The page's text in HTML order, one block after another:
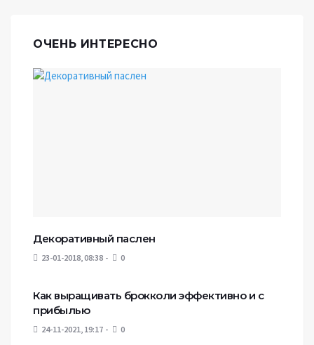
ОЧЕНЬ ИНТЕРЕСНО
Декоративный паслен
23-01-2018, 08:38 0
Как выращивать брокколи эффективно и с
прибылью
24-11-2021, 19:17 0